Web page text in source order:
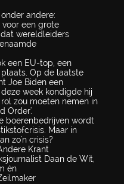
andere:
een grote
wereldleiders
een EU-top, een
Op de laatste
Joe Biden een
week kondigde hij
zou moeten nemen in
Order'.
boerenbedrijven wordt
Maar in
zo'n crisis?
Krant
Daan de Wit,
én